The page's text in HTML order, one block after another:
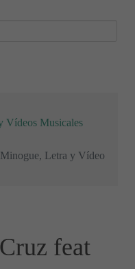
Vídeos Musicales
Letra y Vídeo
feat